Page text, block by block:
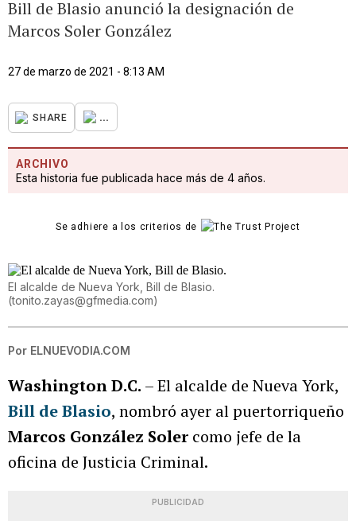
Bill de Blasio anunció la designación de
Marcos Soler González
27 de marzo de 2021 - 8:13 AM
SHARE ...
ARCHIVO
Esta historia fue publicada hace más de 4 años.
Se adhiere a los criterios de
El alcalde de Nueva York, Bill de Blasio.
(tonito.zayas@gfmedia.com)
Por ELNUEVODIA.COM
Washington D.C. – El alcalde de Nueva York,
Bill de Blasio, nombró ayer al puertorriqueño
Marcos González Soler como jefe de la
oficina de Justicia Criminal.
PUBLICIDAD